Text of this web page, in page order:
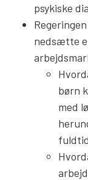
psykiske
nedsætte
børn
med